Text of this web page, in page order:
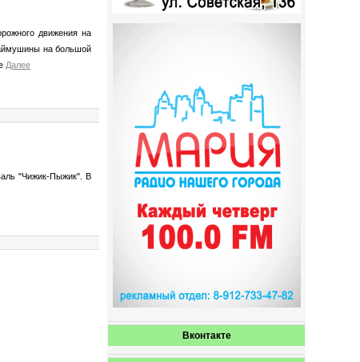
движения на
на большой
Далее
"Чижик-Пыжик". В
Вконтакте